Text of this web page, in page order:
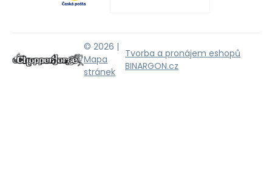
© 2026 |
Mapa
stránek
Tvorba a pronájem eshopů
BINARGON.cz